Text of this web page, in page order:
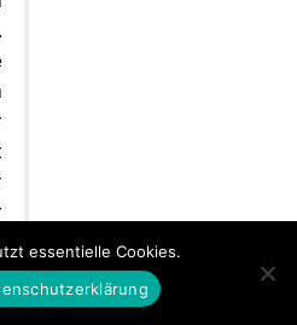
essentielle Cookies.